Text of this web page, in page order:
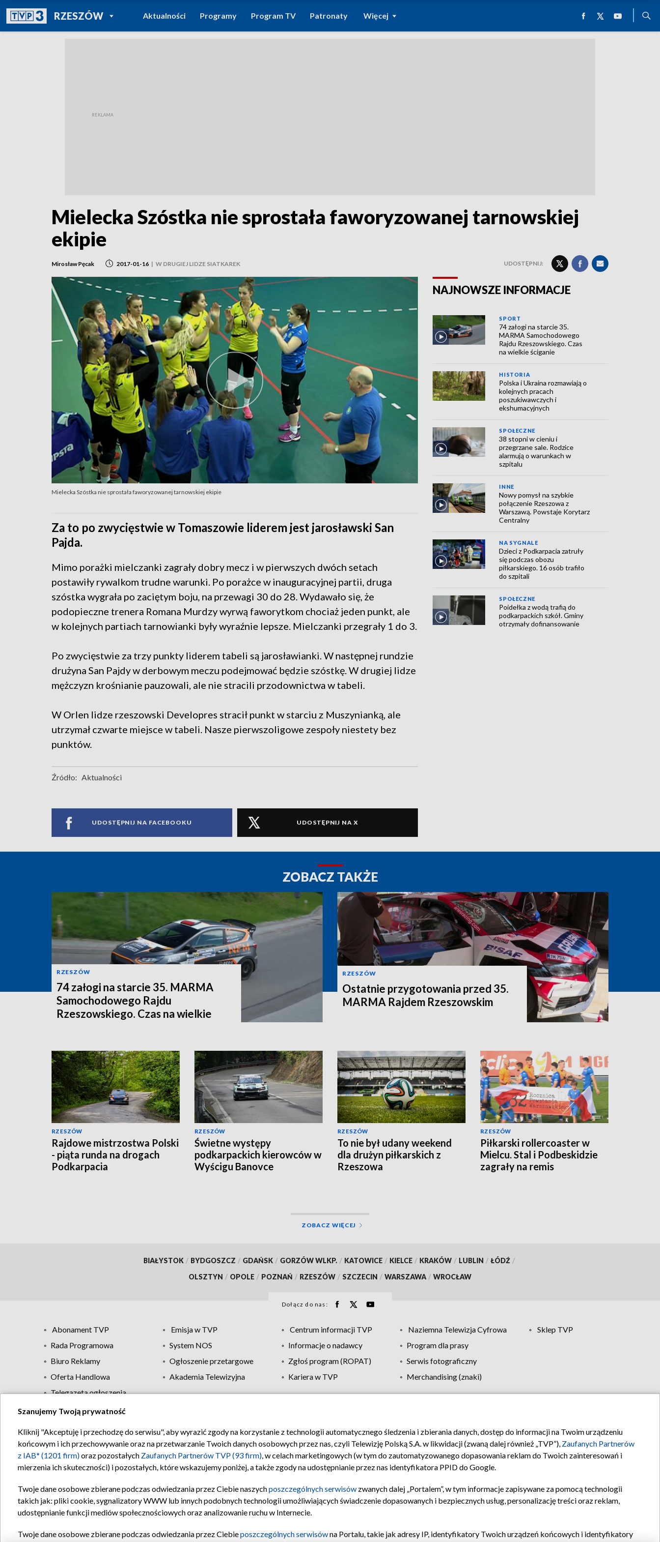
RZESZÓWPOWRÓT DO
TVP REGIONY
Aktualności Programy Program TV Patronaty Więcej
Mielecka Szóstka nie sprostała faworyzowanej tarnowskiej
ekipie
Mirosław Pęcak 2017-01-16 | W DRUGIEJ LIDZE SIATKAREK UDOSTĘPNIJ:
Mielecka Szóstka nie sprostała faworyzowanej tarnowskiej ekipie
Za to po zwycięstwie w Tomaszowie liderem jest jarosławski San
Pajda.
Mimo porażki mielczanki zagrały dobry mecz i w pierwszych dwóch setach
postawiły rywalkom trudne warunki. Po porażce w inauguracyjnej partii, druga
szóstka wygrała po zaciętym boju, na przewagi 30 do 28. Wydawało się, że
podopieczne trenera Romana Murdzy wyrwą faworytkom chociaż jeden punkt, ale
w kolejnych partiach tarnowianki były wyraźnie lepsze. Mielczanki przegrały 1 do 3.
Po zwycięstwie za trzy punkty liderem tabeli są jarosławianki. W następnej rundzie
drużyna San Pajdy w derbowym meczu podejmować będzie szóstkę. W drugiej lidze
mężczyzn krośnianie pauzowali, ale nie stracili przodownictwa w tabeli.
W Orlen lidze rzeszowski Developres stracił punkt w starciu z Muszynianką, ale
utrzymał czwarte miejsce w tabeli. Nasze pierwszoligowe zespoły niestety bez
punktów.
Źródło: Aktualności
UDOSTĘPNIJ NA FACEBOOKU UDOSTĘPNIJ NA X
NAJNOWSZE INFORMACJE
SPORT
74 załogi na starcie 35.
MARMA Samochodowego
Rajdu Rzeszowskiego. Czas
na wielkie ściganie
HISTORIA
Polska i Ukraina rozmawiają o
kolejnych pracach
poszukiwawczych i
ekshumacyjnych
SPOŁECZNE
38 stopni w cieniu i
przegrzane sale. Rodzice
alarmują o warunkach w
szpitalu
INNE
Nowy pomysł na szybkie
połączenie Rzeszowa z
Warszawą. Powstaje Korytarz
Centralny
NA SYGNALE
Dzieci z Podkarpacia zatruły
się podczas obozu
piłkarskiego. 16 osób trafiło
do szpitali
SPOŁECZNE
Poidełka z wodą trafią do
podkarpackich szkół. Gminy
otrzymały dofinansowanie
ZOBACZ TAKŻE
RZESZÓW
74 załogi na starcie 35. MARMA
Samochodowego Rajdu
Rzeszowskiego. Czas na wielkie
RZESZÓW
Ostatnie przygotowania przed 35.
MARMA Rajdem Rzeszowskim
RZESZÓW
Rajdowe mistrzostwa Polski
- piąta runda na drogach
Podkarpacia
RZESZÓW
Świetne występy
podkarpackich kierowców w
Wyścigu Banovce
RZESZÓW
To nie był udany weekend
dla drużyn piłkarskich z
Rzeszowa
RZESZÓW
Piłkarski rollercoaster w
Mielcu. Stal i Podbeskidzie
zagrały na remis
ZOBACZ WIĘCEJ
BIAŁYSTOK / BYDGOSZCZ / GDAŃSK / GORZÓW WLKP. / KATOWICE / KIELCE / KRAKÓW / LUBLIN / ŁÓDŹ /
OLSZTYN / OPOLE / POZNAŃ / RZESZÓW / SZCZECIN / WARSZAWA / WROCŁAW
Dołącz do nas:
Abonament TVP Emisja w TVP Centrum informacji TVP Naziemna Telewizja Cyfrowa
Sklep TVP
Rada Programowa
System NOS Informacje o nadawcy
Program dla prasy
Biuro Reklamy
Ogłoszenie przetargowe Zgłoś program (ROPAT)
Serwis fotograficzny
Oferta Handlowa
Akademia Telewizyjna Kariera w TVP
Merchandising (znaki)
Telegazeta ogłoszenia
Regulamin TVP Polityka prywatności Moje zgody Pomoc Biuro reklamy Kontakt
Szanujemy Twoją prywatność
Kliknij "Akceptuję i przechodzę do serwisu", aby wyrazić zgody na korzystanie z technologii automatycznego śledzenia i zbierania danych, dostęp do informacji na Twoim urządzeniu
końcowym i ich przechowywanie oraz na przetwarzanie Twoich danych osobowych przez nas, czyli Telewizję Polską S.A. w likwidacji (zwaną dalej również „TVP”), Zaufanych Partnerów
z IAB* (1201 firm)oraz pozostałych Zaufanych Partnerów TVP (93 firm), w celach marketingowych (w tym do zautomatyzowanego dopasowania reklam do Twoich zainteresowań i
mierzenia ich skuteczności) i pozostałych, które wskazujemy poniżej, a także zgody na udostępnianie przez nas identyfikatora PPID do Google.
Twoje dane osobowe zbierane podczas odwiedzania przez Ciebie naszychposzczególnych serwisów zwanych dalej „Portalem”, w tym informacje zapisywane za pomocą technologii
takich jak: pliki cookie, sygnalizatory WWW lub innych podobnych technologii umożliwiających świadczenie dopasowanych i bezpiecznych usług, personalizację treści oraz reklam,
udostępnianie funkcji mediów społecznościowych oraz analizowanie ruchu w Internecie.
Twoje dane osobowe zbierane podczas odwiedzania przez Ciebieposzczególnych serwisówna Portalu, takie jak adresy IP, identyfikatory Twoich urządzeń końcowych i identyfikatory